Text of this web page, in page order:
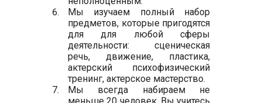
Мы изучаем полный набор
предметов, которые пригодятся
для для любой сферы
деятельности: сценическая
речь, движение, пластика,
актерский психофизический
тренинг, актерское мастерство.
Мы всегда набираем не